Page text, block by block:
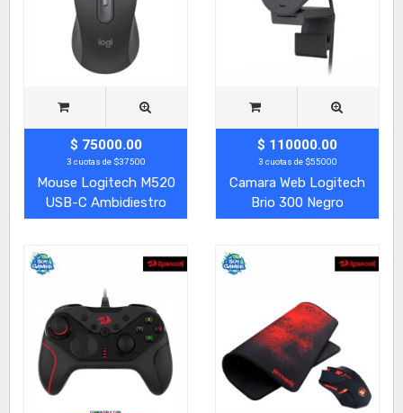
$ 75000.00
3 cuotas de $37500
Mouse Logitech M520
USB-C Ambidiestro
$ 110000.00
3 cuotas de $55000
Camara Web Logitech
Brio 300 Negro